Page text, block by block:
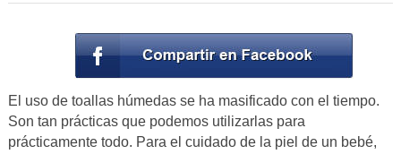
El uso de toallas húmedas se ha masificado con el tiempo.
Son tan prácticas que podemos utilizarlas para
prácticamente todo. Para el cuidado de la piel de un bebé,